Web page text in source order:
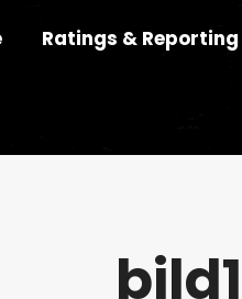
Ratings & Reporting
bild1